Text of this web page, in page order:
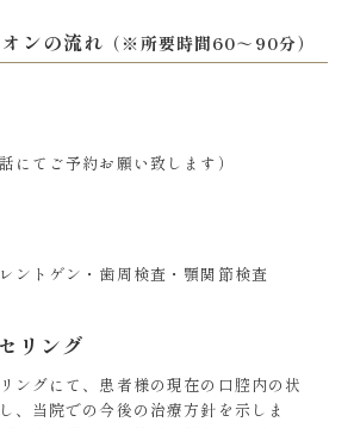
ンの流れ （※所要時間60～90分）
にてご予約お願い致します）
ントゲン・歯周検査・顎関節検査
リング
ングにて、患者様の現在の口腔内の状
、当院での今後の治療方針を示しま